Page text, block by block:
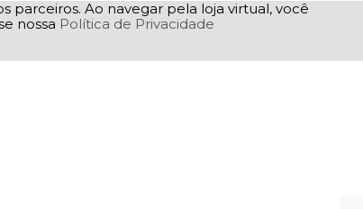
parceiros. Ao navegar pela loja virtual, você
nossa Política de Privacidade